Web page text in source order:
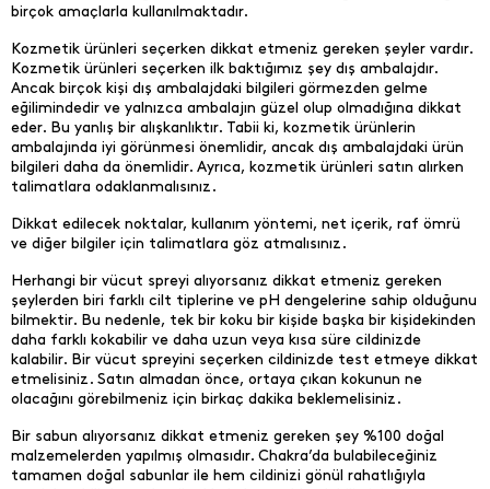
birçok amaçlarla kullanılmaktadır.
Kozmetik ürünleri seçerken dikkat etmeniz gereken şeyler vardır.
Kozmetik ürünleri seçerken ilk baktığımız şey dış ambalajdır.
Ancak birçok kişi dış ambalajdaki bilgileri görmezden gelme
eğilimindedir ve yalnızca ambalajın güzel olup olmadığına dikkat
eder. Bu yanlış bir alışkanlıktır. Tabii ki, kozmetik ürünlerin
ambalajında iyi görünmesi önemlidir, ancak dış ambalajdaki ürün
bilgileri daha da önemlidir. Ayrıca, kozmetik ürünleri satın alırken
talimatlara odaklanmalısınız.
Dikkat edilecek noktalar, kullanım yöntemi, net içerik, raf ömrü
ve diğer bilgiler için talimatlara göz atmalısınız.
Herhangi bir vücut spreyi alıyorsanız dikkat etmeniz gereken
şeylerden biri farklı cilt tiplerine ve pH dengelerine sahip olduğunu
bilmektir. Bu nedenle, tek bir koku bir kişide başka bir kişidekinden
daha farklı kokabilir ve daha uzun veya kısa süre cildinizde
kalabilir. Bir vücut spreyini seçerken cildinizde test etmeye dikkat
etmelisiniz. Satın almadan önce, ortaya çıkan kokunun ne
olacağını görebilmeniz için birkaç dakika beklemelisiniz.
Bir sabun alıyorsanız dikkat etmeniz gereken şey %100 doğal
malzemelerden yapılmış olmasıdır. Chakra’da bulabileceğiniz
tamamen doğal sabunlar ile hem cildinizi gönül rahatlığıyla